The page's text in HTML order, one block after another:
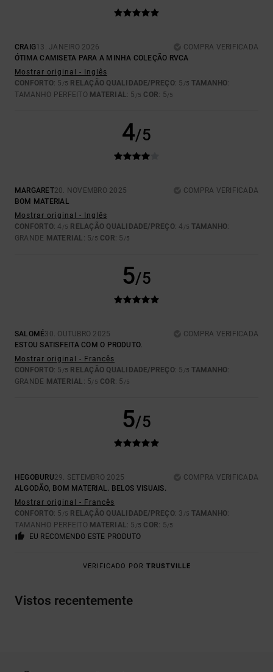
CRAIG13. JANEIRO 2026
COMPRA VERIFICADA
ÓTIMA CAMISETA PARA A MINHA COLEÇÃO RVCA
Mostrar original - Inglês
CONFORTO: 5 /5 RELAÇÃO QUALIDADE/PREÇO: 5 /5 TAMANHO:
TAMANHO PERFEITO MATERIAL: 5 /5 COR: 5/5
4/5
MARGARET20. NOVEMBRO 2025
COMPRA VERIFICADA
BOM MATERIAL
Mostrar original - Inglês
CONFORTO: 4 /5 RELAÇÃO QUALIDADE/PREÇO: 4 /5 TAMANHO:
GRANDE MATERIAL : 5/5 COR: 5 /5
5/5
SALOMÉ30. OUTUBRO 2025
COMPRA VERIFICADA
ESTOU SATISFEITA COM O PRODUTO.
Mostrar original - Francês
CONFORTO: 5 /5 RELAÇÃO QUALIDADE/PREÇO: 5 /5 TAMANHO:
GRANDE MATERIAL : 5/5 COR: 5 /5
5/5
HEGOBURU29. SETEMBRO 2025
COMPRA VERIFICADA
ALGODÃO, BOM MATERIAL. BELOS VISUAIS.
Mostrar original - Francês
CONFORTO: 5 /5 RELAÇÃO QUALIDADE/PREÇO: 3 /5 TAMANHO:
TAMANHO PERFEITO MATERIAL: 5 /5 COR: 5/5
EU RECOMENDO ESTE PRODUTO
VERIFICADO POR TRUSTVILLE
Vistos recentemente